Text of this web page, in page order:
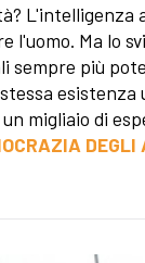
L'intelligenza
l'uomo. Ma lo
sempre più
esistenza
migliaio di
DEGLI